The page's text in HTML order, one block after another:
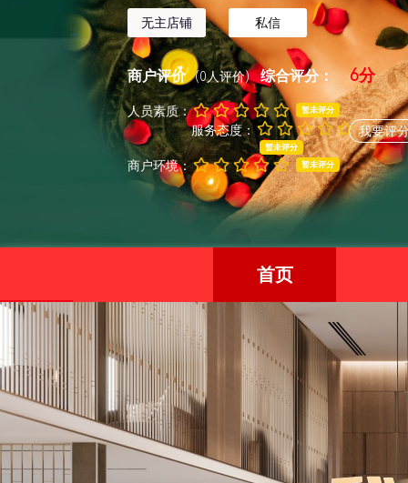
无主店铺 私信
商户评价 (0人评价)综合评分： 6分
人员素质： 暂未评分
服务态度：
暂未评分
商户环境： 暂未评分
我要评
首页